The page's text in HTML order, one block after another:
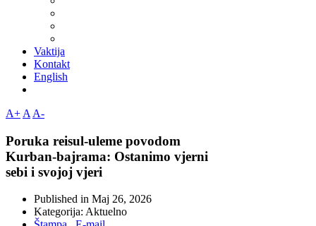
Vaktija
Kontakt
English
A+ A A-
Poruka reisul-uleme povodom
Kurban-bajrama: Ostanimo vjerni
sebi i svojoj vjeri
Published in Maj 26, 2026
Kategorija: Aktuelno